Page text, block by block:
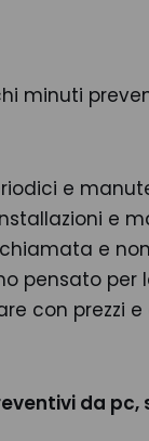
minuti
e
e
e
pensato per
con prezzi e
da pc,